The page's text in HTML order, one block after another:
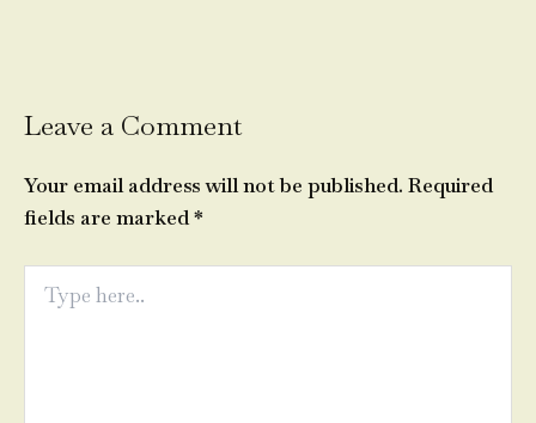
Leave a Comment
Your email address will not be published. Required
fields are marked*
here..